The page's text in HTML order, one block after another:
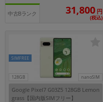
中古Bランク 31,800 円
(税込)
128GB nanoSIM
SIMFREE
Google Pixel7 G03Z5 128GB Lemon
grass【国内版SIMフリー】